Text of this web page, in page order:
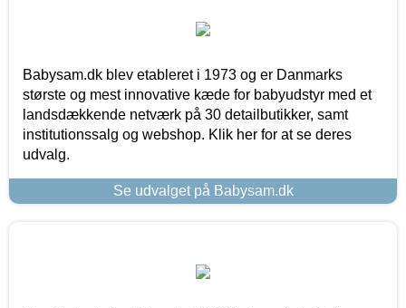
Babysam.dk blev etableret i 1973 og er Danmarks
største og mest innovative kæde for babyudstyr med et
landsdækkende netværk på 30 detailbutikker, samt
institutionssalg og webshop. Klik her for at se deres
udvalg.
Se udvalget på Babysam.dk